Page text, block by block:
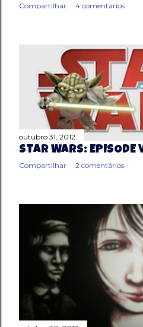
Compartilhar 4 comentários
outubro 31, 2012
STAR WARS: EPISODE
Compartilhar 2 comentários